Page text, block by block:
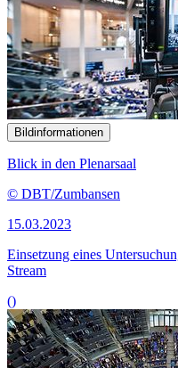
Bildinformationen
Blick in den Plenarsaal
© DBT/Zumbansen
15.03.2023
Einsetzung eines
Stream
()